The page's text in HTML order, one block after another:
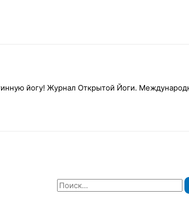
йогу! Журнал Открытой Йоги.
П